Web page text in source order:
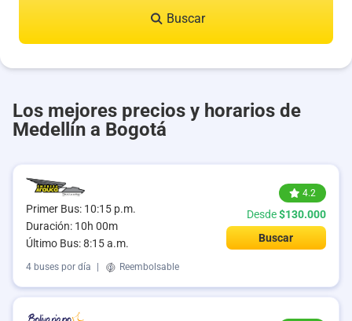
Buscar
Los mejores precios y horarios de
Medellín a Bogotá
Primer Bus: 10:15 p.m.
Duración: 10h 00m
Último Bus: 8:15 a.m.
4.2
Desde$130.000
Buscar
4 buses por día Reembolsable